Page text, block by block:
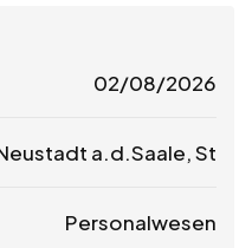
02/08/2026
a.d.Saale, St
Personalwesen